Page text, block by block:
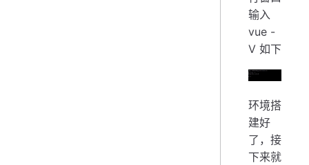
输入
vue -
V 如下
环境搭
建好
了，接
下来就